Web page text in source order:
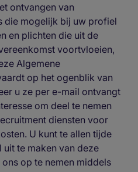
ontvangen van
die mogelijk bij uw profiel
en plichten die uit de
voortvloeien,
Algemene
op het ogenblik van
u ze per e-mail ontvangt
om deel te nemen
diensten voor
U kunt te allen tijde
uit te maken van deze
op te nemen middels